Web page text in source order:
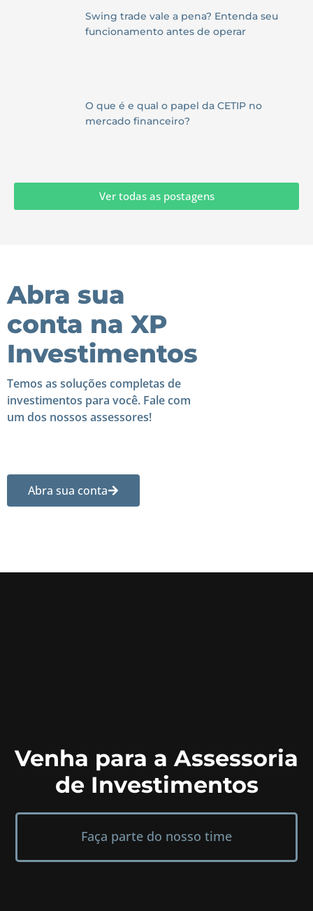
Swing trade vale a pena? Entenda seu
funcionamento antes de operar
O que é e qual o papel da CETIP no
mercado financeiro?
Ver todas as postagens
Abra sua
conta na XP
Investimentos
Temos as soluções completas de
investimentos para você. Fale com
um dos nossos assessores!
Abra sua conta
Venha para a Assessoria
de Investimentos
Faça parte do nosso time